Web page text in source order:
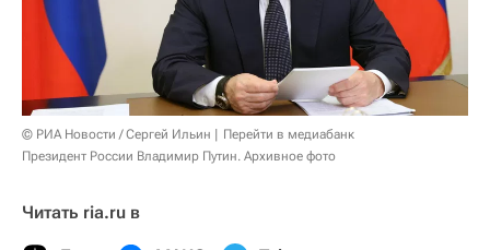
© РИА Новости / Сергей Ильин
Перейти в медиабанк
Президент России Владимир Путин. Архивное фото
Читать ria.ru в